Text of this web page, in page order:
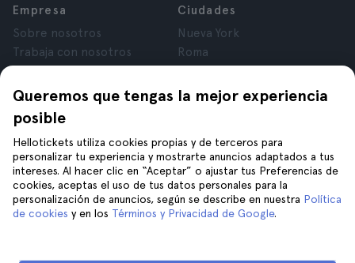
Queremos que tengas la mejor experiencia
posible
Hellotickets utiliza cookies propias y de terceros para
personalizar tu experiencia y mostrarte anuncios adaptados a tus
intereses. Al hacer clic en “Aceptar” o ajustar tus Preferencias de
cookies, aceptas el uso de tus datos personales para la
personalización de anuncios, según se describe en nuestra Política
de cookies y en los Términos y Privacidad de Google.
Empresa
Sobre nosotros
Trabaja con nosotros
Opiniones
Privacidad
Términos y Condiciones
Aviso Legal
Cookies
Ciudades
Nueva York
Roma
Londres
Granada
Tenerife
Ayuda
Síguenos en